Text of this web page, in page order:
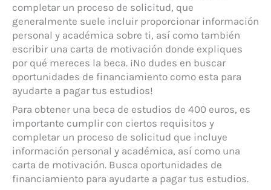
completar un proceso de solicitud, que
generalmente suele incluir proporcionar información
personal y académica sobre ti, así como también
escribir una carta de motivación donde expliques
por qué mereces la beca. ¡No dudes en buscar
oportunidades de financiamiento como esta para
ayudarte a pagar tus estudios!
Para obtener una beca de estudios de 400 euros, es
importante cumplir con ciertos requisitos y
completar un proceso de solicitud que incluye
información personal y académica, así como una
carta de motivación. Busca oportunidades de
financiamiento para ayudarte a pagar tus estudios.